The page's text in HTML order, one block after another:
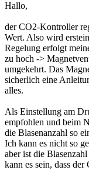
Hallo,
der CO2-Kontroller
Wert. Also wird
Regelung erfolgt
zu hoch ->
umgekehrt. Das
sicherlich eine
alles.
Als Einstellung am
empfohlen und beim
die Blasenanzahl so
Ich kann es nicht so
aber ist die
kann es sein, dass